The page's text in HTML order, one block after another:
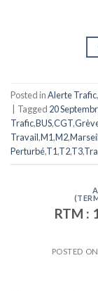
Posted inAlerte Trafic,
Tagged 20
Trafic,BUS,CGT,
Travail,M1,M2,
Perturbé,T1,T2,T3,
RTM :
POSTED ON